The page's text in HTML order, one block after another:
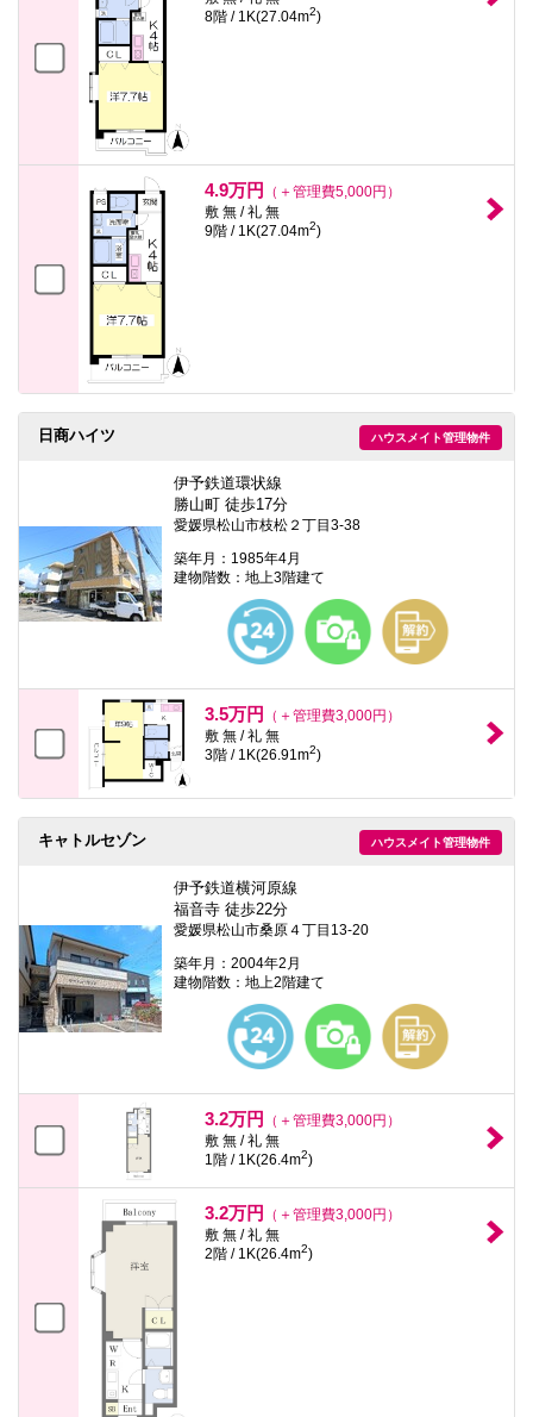
8階 / 1K(27.04m2)
4.9万円
（＋管理費5,000円）
敷 無 / 礼 無
9階 / 1K(27.04m2)
ハウスメイト管理物件
日商ハイツ
伊予鉄道環状線
勝山町 徒歩17分
愛媛県松山市枝松２丁目3-38
築年月：1985年4月
建物階数：地上3階建て
3.5万円
（＋管理費3,000円）
敷 無 / 礼 無
3階 / 1K(26.91m2)
ハウスメイト管理物件
キャトルセゾン
伊予鉄道横河原線
福音寺 徒歩22分
愛媛県松山市桑原４丁目13-20
築年月：2004年2月
建物階数：地上2階建て
3.2万円
（＋管理費3,000円）
敷 無 / 礼 無
1階 / 1K(26.4m2)
3.2万円
（＋管理費3,000円）
敷 無 / 礼 無
2階 / 1K(26.4m2)